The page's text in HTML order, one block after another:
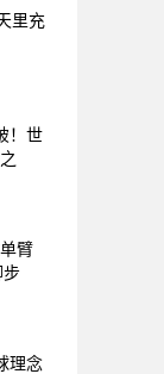
里充
！世
臂
步
理念